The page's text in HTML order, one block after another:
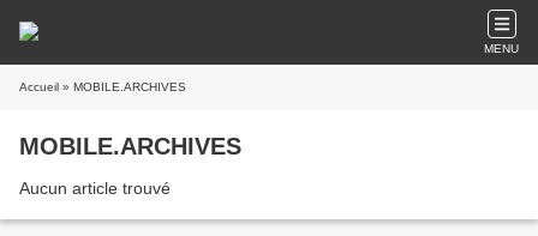
MENU
Accueil » MOBILE.ARCHIVES
MOBILE.ARCHIVES
Aucun article trouvé